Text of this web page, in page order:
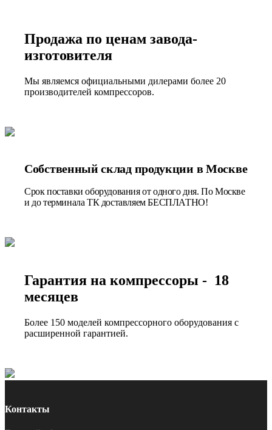
Продажа по ценам завода-
изготовителя
Мы являемся официальными дилерами более 20
производителей компрессоров.
Собственный склад продукции в Москве
Срок поставки оборудования от одного дня. По Москве
и до терминала ТК доставляем БЕСПЛАТНО!
Гарантия на компрессоры - 18
месяцев
Более 150 моделей компрессорного оборудования с
расширенной гарантией.
Контакты